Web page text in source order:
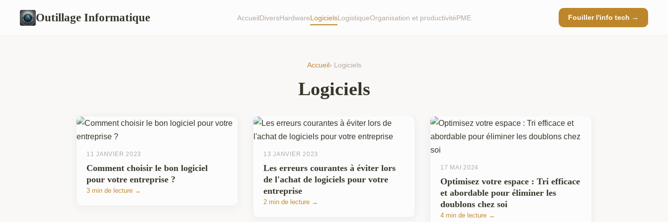
Outillage Informatique AccueilDiversHardwareLogicielsLogistiqueOrganisation et productivitéPME Fouiller l'info tech →
Accueil › Logiciels
Logiciels
11 JANVIER 2023
Comment choisir le bon logiciel
pour votre entreprise ?
3 min de lecture →
13 JANVIER 2023
Les erreurs courantes à éviter lors
de l'achat de logiciels pour votre
entreprise
2 min de lecture →
17 MAI 2024
Optimisez votre espace : Tri efficace
et abordable pour éliminer les
doublons chez soi
4 min de lecture →